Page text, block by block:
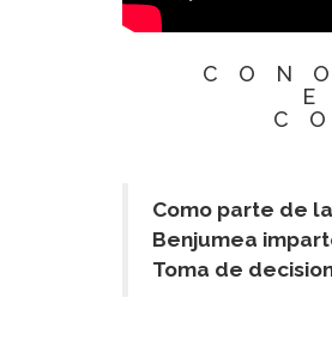
Como parte de
Benjumea
Toma de